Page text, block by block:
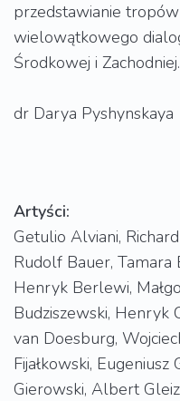
przedstawianie
wielowątkowego
Środkowej i Zachodniej.
dr Darya Pyshynskaya
Artyści:
Getulio Alviani,
Rudolf Bauer, Tamara
Henryk Berlewi,
Budziszewski, Henryk
van Doesburg,
Fijałkowski,
Gierowski, Albert